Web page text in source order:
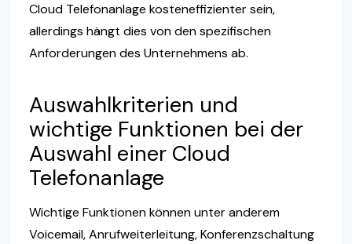
Cloud Telefonanlage kosteneffizienter sein,
allerdings hängt dies von den spezifischen
Anforderungen des Unternehmens ab.
Auswahlkriterien und
wichtige Funktionen bei der
Auswahl einer Cloud
Telefonanlage
Wichtige Funktionen können unter anderem
Voicemail, Anrufweiterleitung, Konferenzschaltung